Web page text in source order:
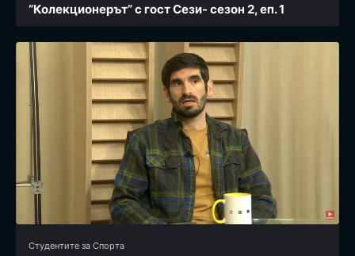
“Колекционерът” с гост Сези- сезон 2, еп. 1
Студентите за Спортa